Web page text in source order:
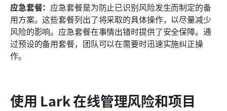
应急套餐： 应急套餐是为防止已识别风险发生而制定的备
用方案。这些套餐列出了将采取的具体操作，以尽量减少
风险的影响。应急套餐在事情出错时提供了安全保障。通
过预设的备用套餐，团队可以在需要时迅速实施纠正操
作。
使用 Lark 在线管理风险和项目